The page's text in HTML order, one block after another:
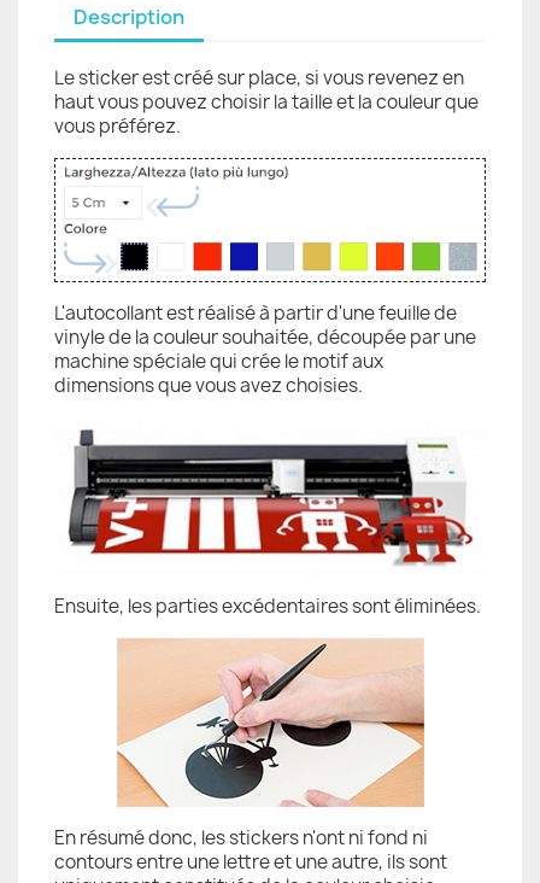
Description
Le sticker est créé sur place, si vous revenez en
haut vous pouvez choisir la taille et la couleur que
vous préférez.
L'autocollant est réalisé à partir d'une feuille de
vinyle de la couleur souhaitée, découpée par une
machine spéciale qui crée le motif aux
dimensions que vous avez choisies.
Ensuite, les parties excédentaires sont éliminées.
En résumé donc, les stickers n'ont ni fond ni
contours entre une lettre et une autre, ils sont